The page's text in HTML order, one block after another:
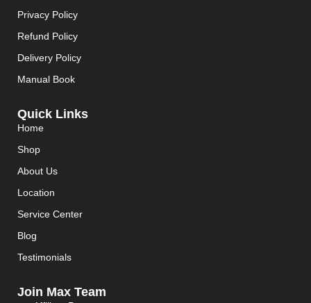
Privacy Policy
Refund Policy
Delivery Policy
Manual Book
Quick Links
Home
Shop
About Us
Location
Service Center
Blog
Testimonials
Join Max Team